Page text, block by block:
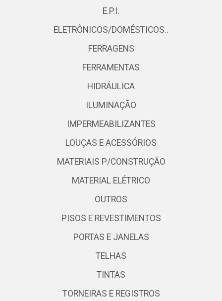
E.P.I.
ELETRÔNICOS/DOMÉSTICOS..
FERRAGENS
FERRAMENTAS
HIDRÁULICA
ILUMINAÇÃO
IMPERMEABILIZANTES
LOUÇAS E ACESSÓRIOS
MATERIAIS P/CONSTRUÇÃO
MATERIAL ELÉTRICO
OUTROS
PISOS E REVESTIMENTOS
PORTAS E JANELAS
TELHAS
TINTAS
TORNEIRAS E REGISTROS